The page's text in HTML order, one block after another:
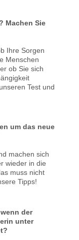
Machen Sie
Ihre Sorgen
Menschen
ob Sie sich
Test und
um das neue
machen sich
wieder in die
muss nicht
Tipps!
der
unter